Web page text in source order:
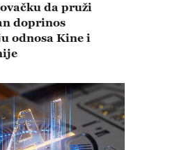
da pruži
doprinos
odnosa Kine i